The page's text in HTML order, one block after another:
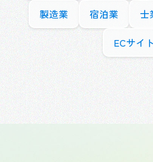
製造業
宿泊業 士
ECサイト